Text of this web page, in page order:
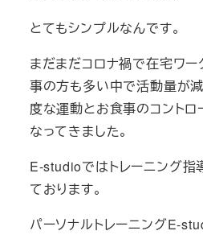
とてもシンプルなんです。
まだまだコロナ禍で在宅ワー
事の方も多い中で活動量が
度な運動とお食事のコント
なってきました。
E-studioではトレーニング指
ております。
パーソナルトレーニングE-